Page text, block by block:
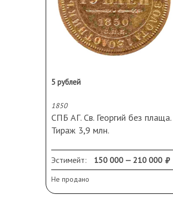
5 рублей
1850
СПБ АГ. Св. Георгий без плаща.
Тираж 3,9 млн.
44 гр.
состояние AU/aUNC.
Эстимейт: 150 000 — 210 000
Не продано